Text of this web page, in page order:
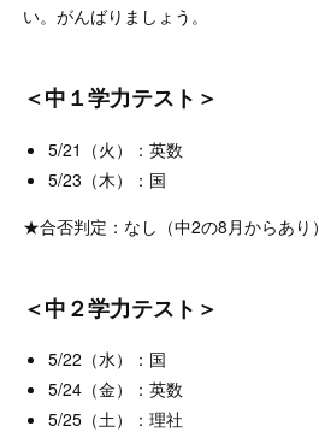
い。がんばりましょう。
＜中１学力テスト＞
5/21（火）：英数
5/23（木）：国
★合否判定：なし（中2の8月からあり）
＜中２学力テスト＞
5/22（水）：国
5/24（金）：英数
5/25（土）：理社